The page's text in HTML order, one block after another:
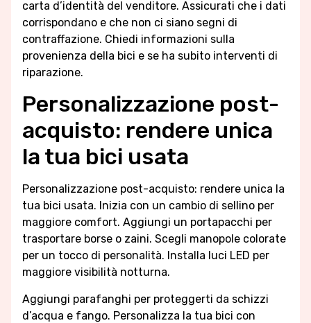
carta d’identità del venditore. Assicurati che i dati
corrispondano e che non ci siano segni di
contraffazione. Chiedi informazioni sulla
provenienza della bici e se ha subito interventi di
riparazione.
Personalizzazione post-
acquisto: rendere unica
la tua bici usata
Personalizzazione post-acquisto: rendere unica la
tua bici usata. Inizia con un cambio di sellino per
maggiore comfort. Aggiungi un portapacchi per
trasportare borse o zaini. Scegli manopole colorate
per un tocco di personalità. Installa luci LED per
maggiore visibilità notturna.
Aggiungi parafanghi per proteggerti da schizzi
d’acqua e fango. Personalizza la tua bici con